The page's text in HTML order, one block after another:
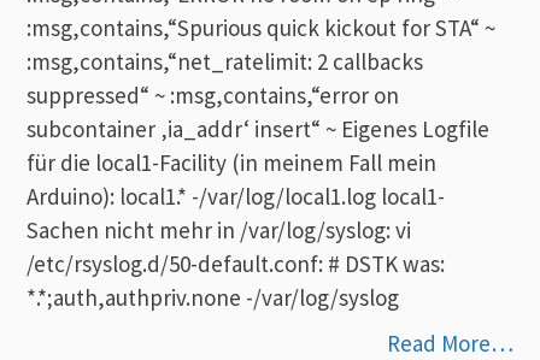
:msg,contains,“Spurious quick kickout for STA“ ~
:msg,contains,“net_ratelimit: 2 callbacks
suppressed“ ~ :msg,contains,“error on
subcontainer ‚ia_addr‘ insert“ ~ Eigenes Logfile
für die local1-Facility (in meinem Fall mein
Arduino): local1.* -/var/log/local1.log local1-
Sachen nicht mehr in /var/log/syslog: vi
/etc/rsyslog.d/50-default.conf: # DSTK was:
*.*;auth,authpriv.none -/var/log/syslog
Read More…